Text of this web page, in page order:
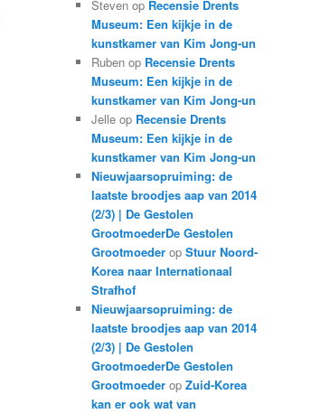
Steven op Recensie Drents
Museum: Een kijkje in de
kunstkamer van Kim Jong-un
Ruben op Recensie Drents
Museum: Een kijkje in de
kunstkamer van Kim Jong-un
Jelle op Recensie Drents
Museum: Een kijkje in de
kunstkamer van Kim Jong-un
Nieuwjaarsopruiming: de
laatste broodjes aap van 2014
(2/3) | De Gestolen
GrootmoederDe Gestolen
Grootmoeder op Stuur Noord-
Korea naar Internationaal
Strafhof
Nieuwjaarsopruiming: de
laatste broodjes aap van 2014
(2/3) | De Gestolen
GrootmoederDe Gestolen
Grootmoeder op Zuid-Korea
kan er ook wat van